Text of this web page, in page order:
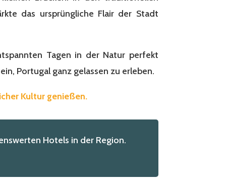
das ursprüngliche Flair der Stadt
Tagen in der Natur perfekt
Portugal ganz gelassen zu erleben.
Kultur genießen.
Hotels in der Region.